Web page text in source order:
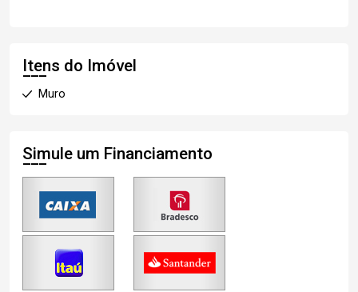
Itens do Imóvel
Muro
Simule um Financiamento